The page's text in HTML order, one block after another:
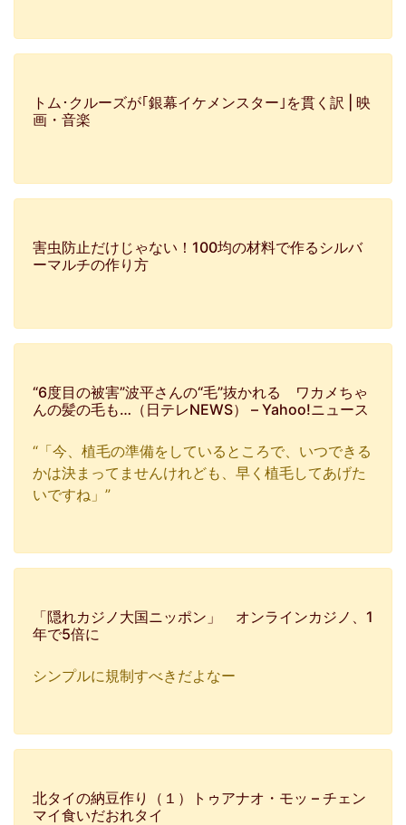
トム･クルーズが｢銀幕イケメンスター｣を貫く訳 | 映
画・音楽
害虫防止だけじゃない！100均の材料で作るシルバ
ーマルチの作り方
“6度目の被害”波平さんの“毛”抜かれる ワカメちゃ
んの髪の毛も…（日テレNEWS） – Yahoo!ニュース
“「今、植毛の準備をしているところで、いつできる
かは決まってませんけれども、早く植毛してあげた
いですね」”
「隠れカジノ大国ニッポン」 オンラインカジノ、1
年で5倍に
シンプルに規制すべきだよなー
北タイの納豆作り（１）トゥアナオ・モッ – チェン
マイ食いだおれタイ